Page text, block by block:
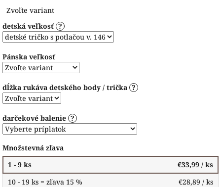
cena:
Zvoľte variant
detská veľkosť ?
Pánska veľkosť
dĺžka rukáva detského body / trička ?
darčekové balenie ?
Množstevná zľava
1 - 9 ks
€33,99 / ks
10 - 19 ks = zľava 15 %
€28,89 / ks